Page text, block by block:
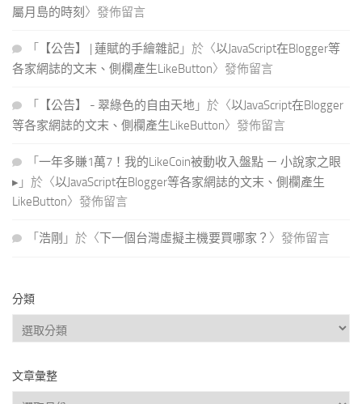
屬月島的時刻 〉發佈留言
「 【公告】 | 蓮賦的手繪雜記 」於〈以JavaScript在Blogger等
各家網誌的文末、側欄產生LikeButton〉發佈留言
「 【公告】 - 翠綠色的自由天地 」於〈以JavaScript在Blogger
等各家網誌的文末、側欄產生LikeButton〉發佈留言
「 一年多賺1萬7！我的LikeCoin被動收入盤點 － 小說家之眼
▸ 」於〈以JavaScript在Blogger等各家網誌的文末、側欄產生
LikeButton〉發佈留言
「 浩剛 」於〈下一個台灣虛擬主機要買哪家？ 〉發佈留言
分類
分
類
文章彙整
文